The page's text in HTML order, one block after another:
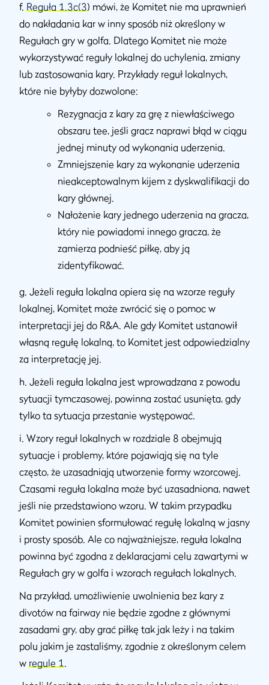
f. Reguła 1.3c(3) mówi, że Komitet nie ma uprawnień
do nakładania kar w inny sposób niż określony w
Regułach gry w golfa. Dlatego Komitet nie może
wykorzystywać reguły lokalnej do uchylenia, zmiany
lub zastosowania kary. Przykłady reguł lokalnych,
które nie byłyby dozwolone:
Rezygnacja z kary za grę z niewłaściwego
obszaru tee, jeśli gracz naprawi błąd w ciągu
jednej minuty od wykonania uderzenia.
Zmniejszenie kary za wykonanie uderzenia
nieakceptowalnym kijem z dyskwalifikacji do
kary głównej.
Nałożenie kary jednego uderzenia na gracza,
który nie powiadomi innego gracza, że
zamierza podnieść piłkę, aby ją
zidentyfikować.
g. Jeżeli reguła lokalna opiera się na wzorze reguły
lokalnej, Komitet może zwrócić się o pomoc w
interpretacji jej do R&A. Ale gdy Komitet ustanowił
własną regułę lokalną, to Komitet jest odpowiedzialny
za interpretację jej.
h. Jeżeli reguła lokalna jest wprowadzana z powodu
sytuacji tymczasowej, powinna zostać usunięta, gdy
tylko ta sytuacja przestanie występować.
i. Wzory reguł lokalnych w rozdziale 8 obejmują
sytuacje i problemy, które pojawiają się na tyle
często, że uzasadniają utworzenie formy wzorcowej.
Czasami reguła lokalna może być uzasadniona, nawet
jeśli nie przedstawiono wzoru. W takim przypadku
Komitet powinien sformułować regułę lokalną w jasny
i prosty sposób. Ale co najważniejsze, reguła lokalna
powinna być zgodna z deklaracjami celu zawartymi w
Regułach gry w golfa i wzorach regułach lokalnych.
Na przykład, umożliwienie uwolnienia bez kary z
divotów na fairway nie będzie zgodne z głównymi
zasadami gry, aby grać piłkę tak jak leży i na takim
polu jakim je zastaliśmy, zgodnie z określonym celem
w regule 1.